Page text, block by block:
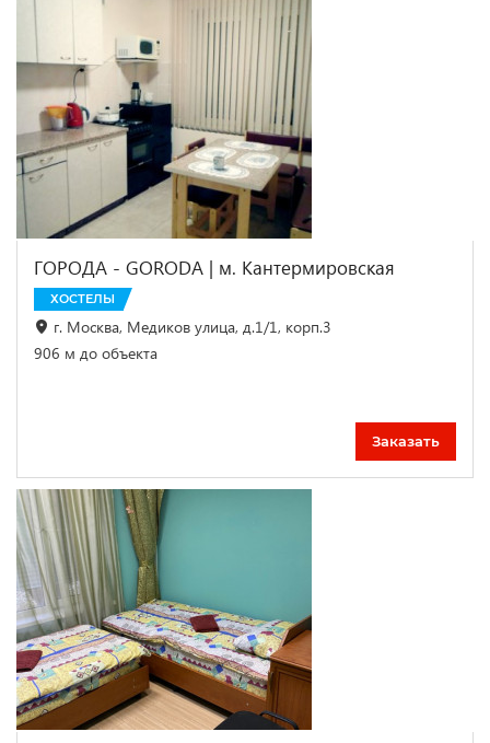
ГОРОДА - GORODA | м. Кантермировская
ХОСТЕЛЫ
г. Москва, Медиков улица, д.1/1, корп.3
906 м до объекта
Заказать